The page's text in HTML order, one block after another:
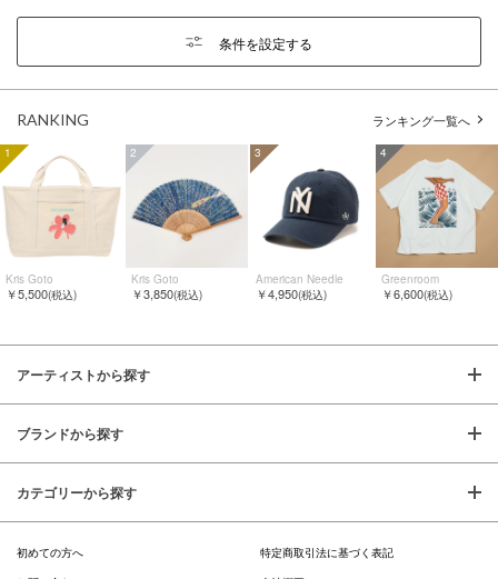
条件を設定する
RANKING ランキング一覧へ
1
Kris Goto
￥5,500(税込)
2
Kris Goto
￥3,850(税込)
3
American Needle
￥4,950(税込)
4
Greenroom
￥6,600(税込)
アーティストから探す
ブランドから探す
カテゴリーから探す
初めての方へ
特定商取引法に基づく表記